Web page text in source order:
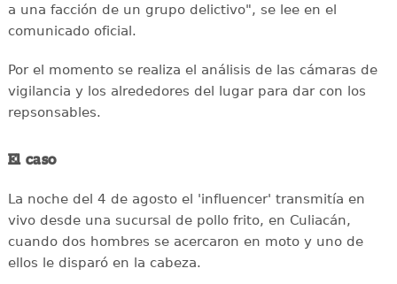
a una facción de un grupo delictivo", se lee en el
comunicado oficial.
Por el momento se realiza el análisis de las cámaras de
vigilancia y los alrededores del lugar para dar con los
repsonsables.
El caso
La noche del 4 de agosto el 'influencer' transmitía en
vivo desde una sucursal de pollo frito, en Culiacán,
cuando dos hombres se acercaron en moto y uno de
ellos le disparó en la cabeza.